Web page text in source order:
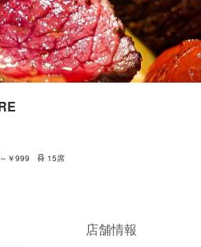
～￥999 15席
店舗情報